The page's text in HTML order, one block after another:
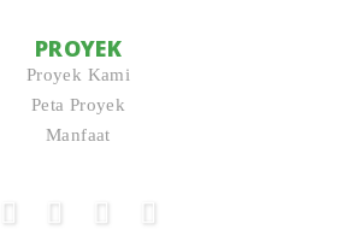
PROYEK
Proyek Kami
Peta Proyek
Manfaat